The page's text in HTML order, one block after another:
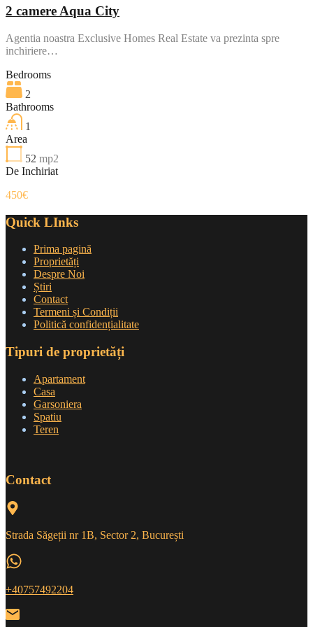
2 camere Aqua City
Agentia noastra Exclusive Homes Real Estate va prezinta spre
inchiriere…
Bedrooms
2
Bathrooms
1
Area
52 mp2
De Inchiriat
450€
Quick LInks
Prima pagină
Proprietăți
Despre Noi
Știri
Contact
Termeni și Condiții
Politică confidențialitate
Tipuri de proprietăți
Apartament
Casa
Garsoniera
Spatiu
Teren
Contact
Strada Săgeții nr 1B, Sector 2, București
+40757492204